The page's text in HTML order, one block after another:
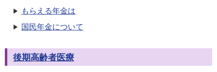
もらえる年金は
国民年金について
後期高齢者医療